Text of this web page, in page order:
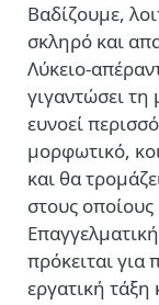
Βαδίζουμε,
σκληρό και
Λύκειο-
γιγαντώσει
ευνοεί
μορφωτικό,
και θα
στους
πρόκειται
εργατική